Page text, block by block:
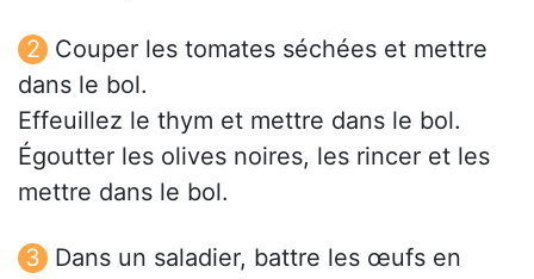
Couper les tomates séchées et mettre
dans le bol.
Effeuillez le thym et mettre dans le bol.
Égoutter les olives noires, les rincer et les
mettre dans le bol.
Dans un saladier, battre les œufs en